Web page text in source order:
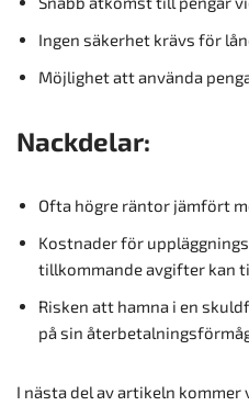
Ingen säkerhet krävs för
Möjlighet att använda
Nackdelar:
Ofta högre räntor jämfört
Kostnader för
tillkommande avgifter kan
Risken att hamna i en
på sin
I nästa del av artikeln kommer